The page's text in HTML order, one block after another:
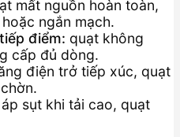
mất nguồn hoàn toàn,
ngắn mạch.
điểm: quạt không
cấp đủ dòng.
điện trở tiếp xúc, quạt
sụt khi tải cao, quạt